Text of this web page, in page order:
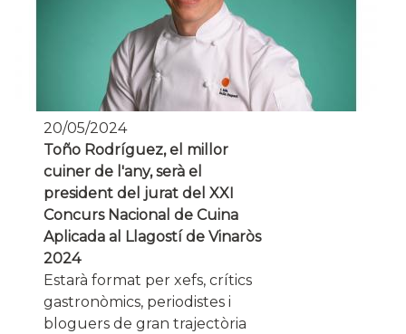
20/05/2024
Toño Rodríguez, el millor
cuiner de l'any, serà el
president del jurat del XXI
Concurs Nacional de Cuina
Aplicada al Llagostí de Vinaròs
2024
Estarà format per xefs, crítics
gastronòmics, periodistes i
bloguers de gran trajectòria